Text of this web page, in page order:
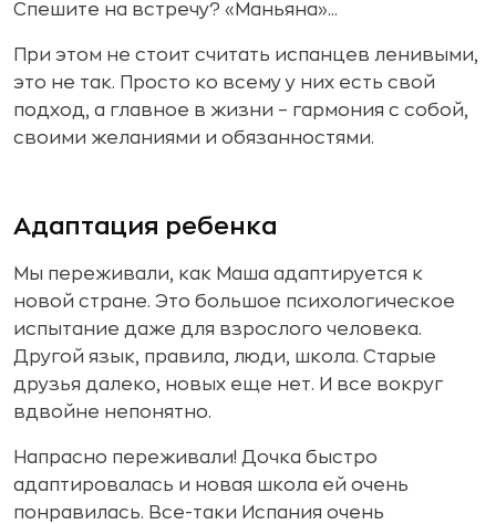
Спешите на встречу? «Маньяна»...
При этом не стоит считать испанцев ленивыми,
это не так. Просто ко всему у них есть свой
подход, а главное в жизни – гармония с собой,
своими желаниями и обязанностями.
Адаптация ребенка
Мы переживали, как Маша адаптируется к
новой стране. Это большое психологическое
испытание даже для взрослого человека.
Другой язык, правила, люди, школа. Старые
друзья далеко, новых еще нет. И все вокруг
вдвойне непонятно.
Напрасно переживали! Дочка быстро
адаптировалась и новая школа ей очень
понравилась. Все-таки Испания очень